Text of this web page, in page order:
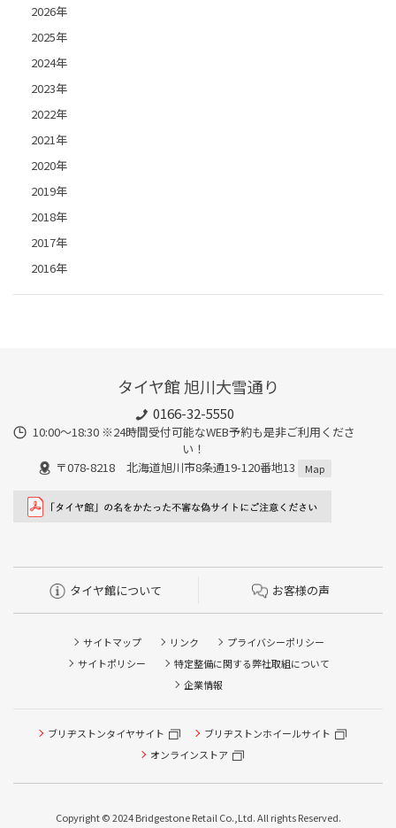
2026年
2025年
2024年
2023年
2022年
2021年
2020年
2019年
2018年
2017年
2016年
タイヤ館 旭川大雪通り
0166-32-5550
10:00～18:30 ※24時間受付可能なWEB予約も是非ご利用くださ
い！
〒078-8218 北海道旭川市8条通19-120番地13
Map
タイヤ館について お客様の声
サイトマップ リンク
プライバシーポリシー
サイトポリシー
特定整備に関する弊社取組について
企業情報
ブリヂストンタイヤサイト
ブリヂストンホイールサイト
オンラインストア
Copyright © 2024 Bridgestone Retail Co.,Ltd. All rights Reserved.
タイヤ点検・安全点検/タイヤ履き替え/オイル交換/その他
ピット作業の予約
本日のタイヤ履き替え順番待ち予約 ※クローク契約会員の